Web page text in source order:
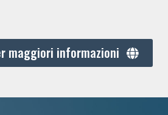
maggiori informazioni